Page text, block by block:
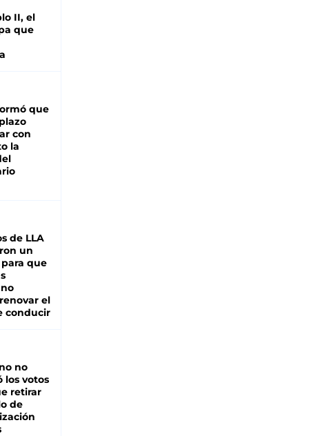
II, el
que
que
con
la
de LLA
un
que
el
conducir
no
los votos
retirar
de